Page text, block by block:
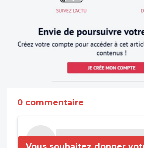
0 commentaire